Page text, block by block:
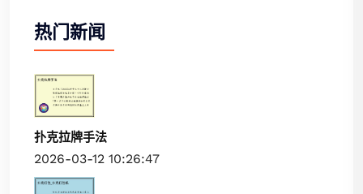
热门新闻
扑克拉牌手法
2026-03-12 10:26:47